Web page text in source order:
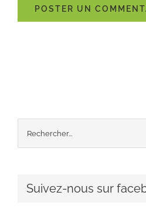
Rechercher:
Suivez-nous sur